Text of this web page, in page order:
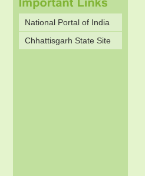
National Portal of India
Chhattisgarh State Site